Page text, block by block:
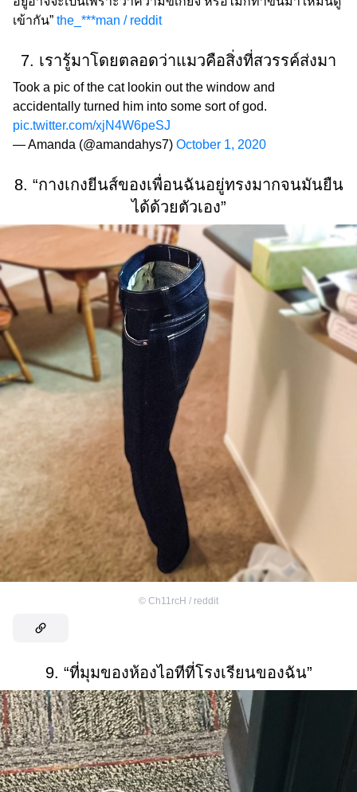
เข้ากัน” the_***man / reddit
7. เรารู้มาโดยตลอดว่าแมวคือสิ่งที่สวรรค์ส่งมา
Took a pic of the cat lookin out the window and
accidentally turned him into some sort of god.
pic.twitter.com/xjN4W6peSJ
— Amanda (@amandahys7) October 1, 2020
8. “กางเกงยีนส์ของเพื่อนฉันอยู่ทรงมากจนมันยืน
ได้ด้วยตัวเอง”
© Ch11rcH / reddit
9. “ที่มุมของห้องไอทีที่โรงเรียนของฉัน”